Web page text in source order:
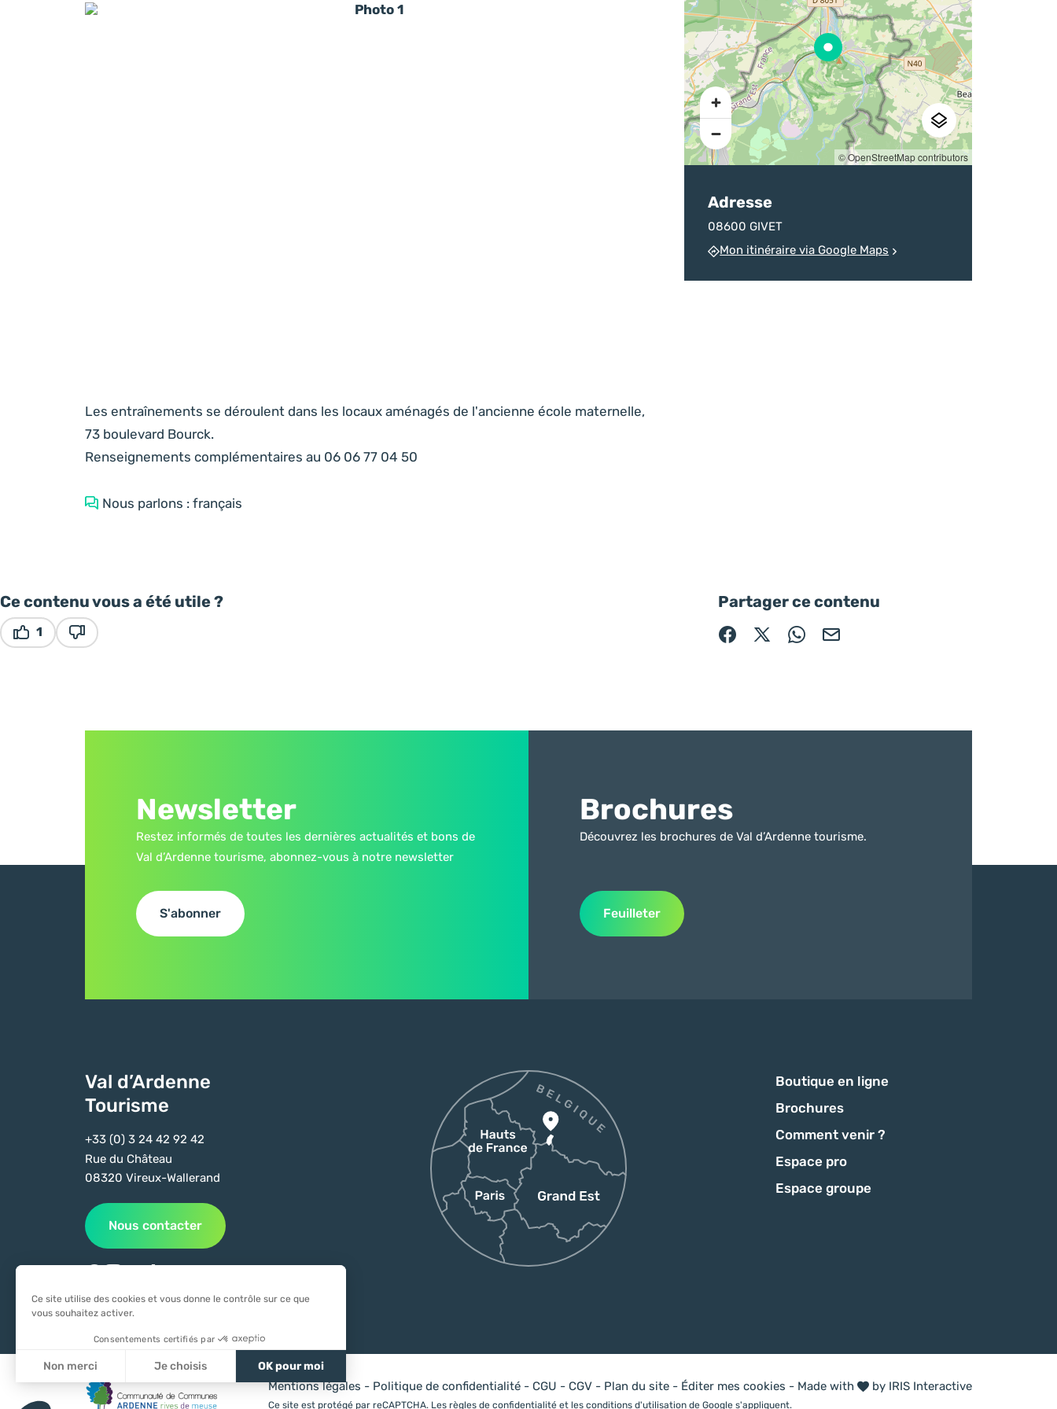
sur la destination
Ardenne
d’un homicide
devenu monument
Pratique
chineurs
Photo 1
Les entraînements se déroulent dans les locaux aménagés de l'ancienne école maternelle,
73 boulevard Bourck.
Renseignements complémentaires au 06 06 77 04 50
Nous parlons : français
© OpenStreetMap contributors
Adresse
08600 GIVET
Mon itinéraire via Google Maps
Ce contenu vous a été utile ?
1
Partager ce contenu
Partager sur Facebook (nouvelle fenêtre)
Partager sur X / Twitter (nouvelle fenêtre)
Partager sur WhatsApp
Partager par mail
Newsletter
Restez informés de toutes les dernières actualités et bons de
Val d’Ardenne tourisme, abonnez-vous à notre newsletter
S'abonner
Brochures
Découvrez les brochures de Val d’Ardenne tourisme.
Feuilleter
Val d’Ardenne
Tourisme
+33 (0) 3 24 42 92 42
Rue du Château
08320 Vireux-Wallerand
Nous contacter
Suivez-nous sur Facebook
Suivez-nous sur Instagram
Suivez-nous sur Youtube
Suivez-nous sur Tiktok
Boutique en ligne
Brochures
Comment venir ?
Espace pro
Espace groupe
Mentions légales - Politique de confidentialité - CGU - CGV - Plan du site - Éditer mes cookies - Made with by IRIS Interactive
Ce site est protégé par reCAPTCHA. Lesrègles de confidentialité et lesconditions d'utilisation de Google s'appliquent.
Ce site utilise des cookies et vous donne le contrôle sur ce que
vous souhaitez activer.
Consentements certifiés par
Non merci Je choisis OK pour moi
Axeptio consent
Plateforme de Gestion du Consentement : Personnalisez vos Options